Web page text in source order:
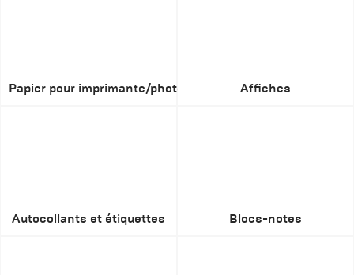
Papier pour imprimante/photocopieuse Affiches
Autocollants et étiquettes Blocs-notes